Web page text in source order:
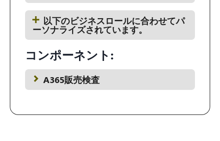
以下のビジネスロールに合わせてパ
ーソナライズされています。
コンポーネント:
A365販売検査